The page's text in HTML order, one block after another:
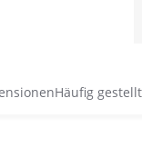
Häufig